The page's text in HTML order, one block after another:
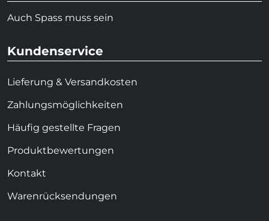
Auch Spass muss sein
Kundenservice
Lieferung & Versandkosten
Zahlungsmöglichkeiten
Häufig gestellte Fragen
Produktbewertungen
Kontakt
Warenrücksendungen